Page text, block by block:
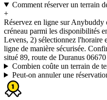
Comment réserver un terrain
+
Réservez en ligne sur Anybuddy
créneau parmi les disponibilités
Levens, 2) sélectionnez l'horaire
ligne de manière sécurisée.
situé 89, route de Duranus
Combien coûte un terrain de
Peut-on annuler une